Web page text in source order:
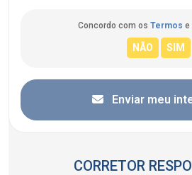
Concordo com os Termos e
Enviar meu
CORRETOR